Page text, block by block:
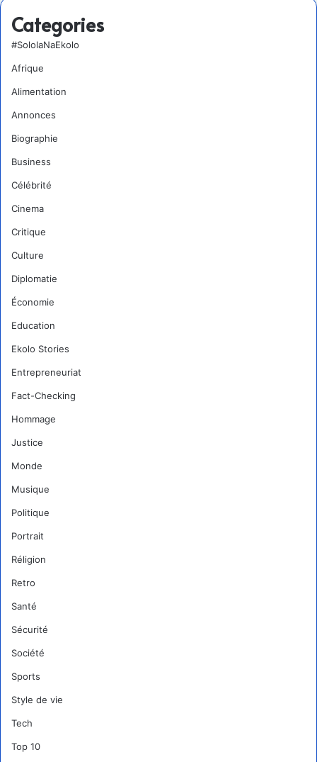
Categories
#SololaNaEkolo
Afrique
Alimentation
Annonces
Biographie
Business
Célébrité
Cinema
Critique
Culture
Diplomatie
Économie
Education
Ekolo Stories
Entrepreneuriat
Fact-Checking
Hommage
Justice
Monde
Musique
Politique
Portrait
Réligion
Retro
Santé
Sécurité
Société
Sports
Style de vie
Tech
Top 10